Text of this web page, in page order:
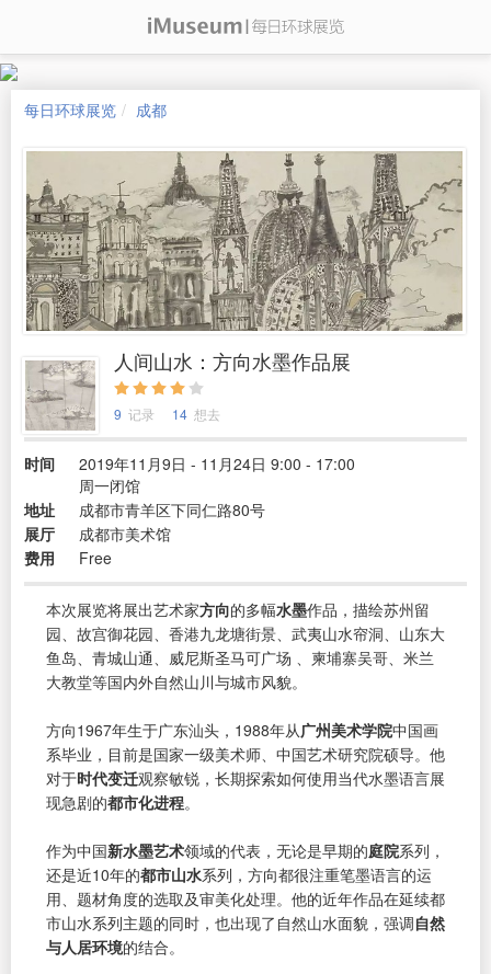
每日环球展览 成都
人间山水：方向水墨作品展
9 记录 14 想去
时间
2019年11月9日 - 11月24日 9:00 - 17:00
周一闭馆
地址
成都市青羊区下同仁路80号
展厅
成都市美术馆
费用
Free
本次展览将展出艺术家方向的多幅水墨作品，描绘苏州留
园、故宫御花园、香港九龙塘街景、武夷山水帘洞、山东大
鱼岛、青城山通、威尼斯圣马可广场 、柬埔寨吴哥、米兰
大教堂等国内外自然山川与城市风貌。
方向1967年生于广东汕头，1988年从广州美术学院中国画
系毕业，目前是国家一级美术师、中国艺术研究院硕导。他
对于时代变迁观察敏锐，长期探索如何使用当代水墨语言展
现急剧的都市化进程。
作为中国新水墨艺术领域的代表，无论是早期的庭院系列，
还是近10年的都市山水系列，方向都很注重笔墨语言的运
用、题材角度的选取及审美化处理。他的近年作品在延续都
市山水系列主题的同时，也出现了自然山水面貌，强调自然
与人居环境的结合。